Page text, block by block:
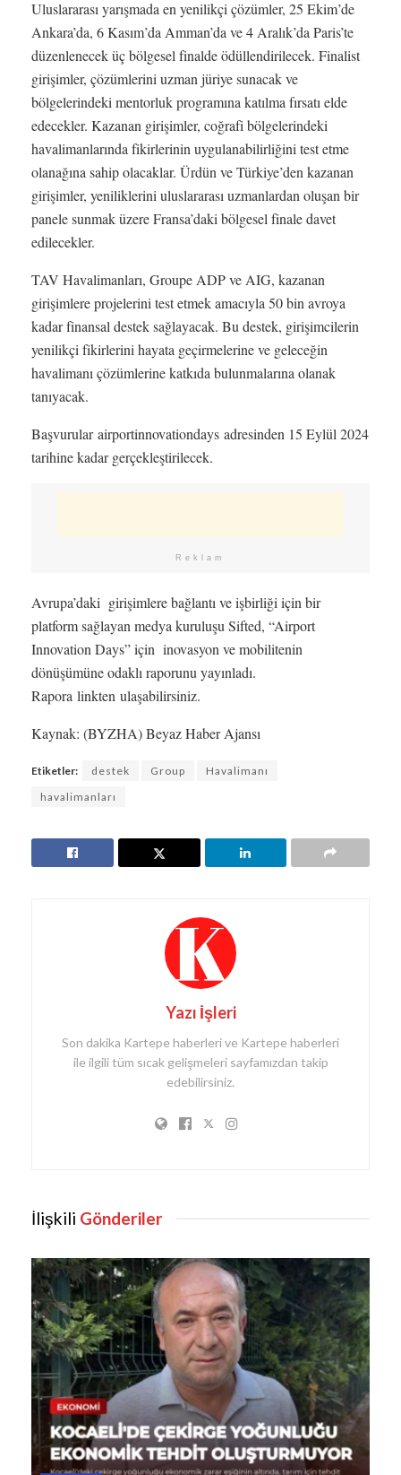
Uluslararası yarışmada en yenilikçi çözümler, 25 Ekim’de
Ankara’da, 6 Kasım’da Amman’da ve 4 Aralık’da Paris’te
düzenlenecek üç bölgesel finalde ödüllendirilecek. Finalist
girişimler, çözümlerini uzman jüriye sunacak ve
bölgelerindeki mentorluk programına katılma fırsatı elde
edecekler. Kazanan girişimler, coğrafi bölgelerindeki
havalimanlarında fikirlerinin uygulanabilirliğini test etme
olanağına sahip olacaklar. Ürdün ve Türkiye’den kazanan
girişimler, yeniliklerini uluslararası uzmanlardan oluşan bir
panele sunmak üzere Fransa’daki bölgesel finale davet
edilecekler.
TAV Havalimanları, Groupe ADP ve AIG, kazanan
girişimlere projelerini test etmek amacıyla 50 bin avroya
kadar finansal destek sağlayacak. Bu destek, girişimcilerin
yenilikçi fikirlerini hayata geçirmelerine ve geleceğin
havalimanı çözümlerine katkıda bulunmalarına olanak
tanıyacak.
Başvurular airportinnovationdays adresinden 15 Eylül 2024
tarihine kadar gerçekleştirilecek.
Reklam
Avrupa’daki girişimlere bağlantı ve işbirliği için bir
platform sağlayan medya kuruluşu Sifted, “Airport
Innovation Days” için inovasyon ve mobilitenin
dönüşümüne odaklı raporunu yayınladı.
Rapora linkten ulaşabilirsiniz.
Kaynak: (BYZHA) Beyaz Haber Ajansı
Etiketler: destek Group
Havalimanı
havalimanları
Yazı İşleri
Son dakika Kartepe haberleri ve Kartepe haberleri
ile ilgili tüm sıcak gelişmeleri sayfamızdan takip
edebilirsiniz.
İlişkili Gönderiler